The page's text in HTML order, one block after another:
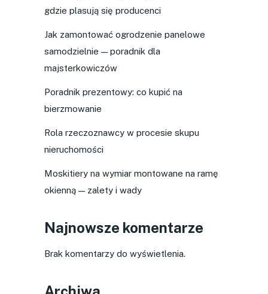
gdzie plasują się producenci
Jak zamontować ogrodzenie panelowe
samodzielnie — poradnik dla
majsterkowiczów
Poradnik prezentowy: co kupić na
bierzmowanie
Rola rzeczoznawcy w procesie skupu
nieruchomości
Moskitiery na wymiar montowane na ramę
okienną — zalety i wady
Najnowsze komentarze
Brak komentarzy do wyświetlenia.